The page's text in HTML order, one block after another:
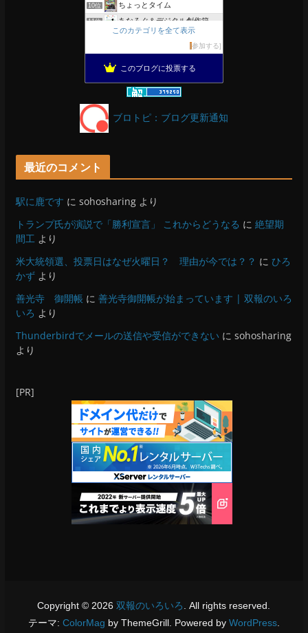
10位 ちょっとタイム
11位 あなろぐ＆デジタル創作箱
軽井沢まったり生活 柴犬とともに
13位 ぴきょログ 軽井沢でぐーたら生活
がんばれ長野
15位 OESセｴラ＆レイラ何気ない風景
このカテゴリを全て表示
参加する
このブログに投票する
ブロトピ：ブログ更新通知
最近のコメント
駅に鹿です に sohosharingより
トランプ氏が演説で「勝利宣言」 これからどうなる に 絶望期
間工より
米大統領選、投票日はなぜ火曜日？ 理由が今では？？ に ひろ
かずより
善光寺 御開帳 に 善光寺御開帳が始まっています | 双報のいろ
いろ より
Thunderbirdでメールの送信や受信ができない に sohosharing
より
[PR]
Copyright © 2026双報のいろいろ
. All rights reserved.
テーマ: ColorMag by ThemeGrill. Powered by WordPress.